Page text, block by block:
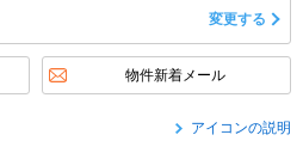
変更する
物件新着メール
アイコンの説明